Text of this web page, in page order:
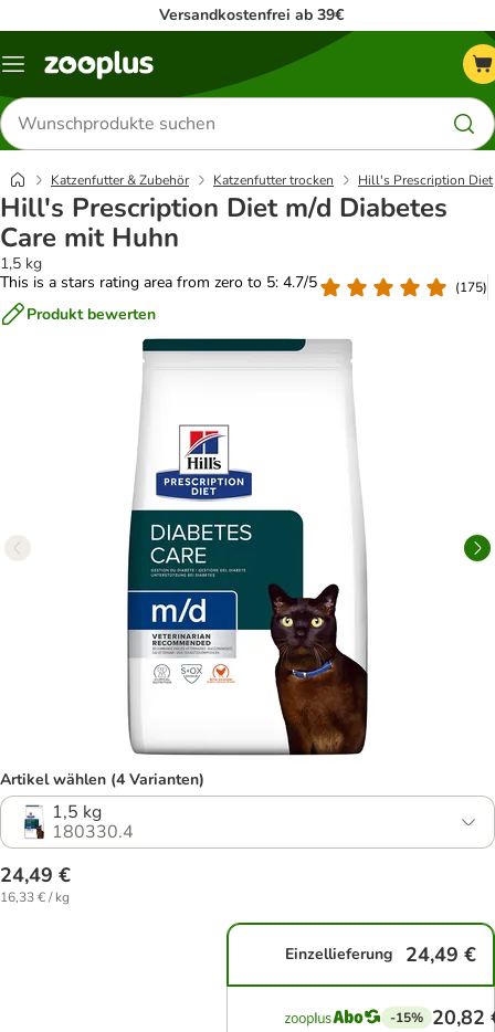
Versandkostenfrei ab 39€
Menü
Produkte
suchen
Katzenfutter & Zubehör Katzenfutter trocken Hill's Prescription Diet
Hill's Prescription Diet m/d Diabetes
Care mit Huhn
1,5 kg
This is a stars rating area from zero to 5: 4.7/5
(175)
Produkt bewerten
Artikel wählen (4 Varianten)
1,5 kg
180330.4
24,49 €
16,33 € / kg
Einzellieferung 24,49 €
-15% 20,82